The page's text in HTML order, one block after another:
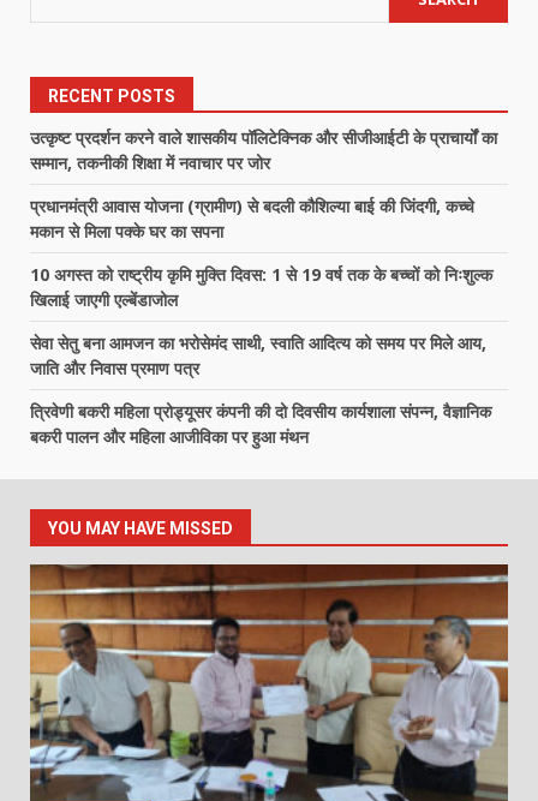
RECENT POSTS
उत्कृष्ट प्रदर्शन करने वाले शासकीय पॉलिटेक्निक और सीजीआईटी के प्राचार्यों का
सम्मान, तकनीकी शिक्षा में नवाचार पर जोर
प्रधानमंत्री आवास योजना (ग्रामीण) से बदली कौशिल्या बाई की जिंदगी, कच्चे
मकान से मिला पक्के घर का सपना
10 अगस्त को राष्ट्रीय कृमि मुक्ति दिवस: 1 से 19 वर्ष तक के बच्चों को निःशुल्क
खिलाई जाएगी एल्बेंडाजोल
सेवा सेतु बना आमजन का भरोसेमंद साथी, स्वाति आदित्य को समय पर मिले आय,
जाति और निवास प्रमाण पत्र
त्रिवेणी बकरी महिला प्रोड्यूसर कंपनी की दो दिवसीय कार्यशाला संपन्न, वैज्ञानिक
बकरी पालन और महिला आजीविका पर हुआ मंथन
YOU MAY HAVE MISSED